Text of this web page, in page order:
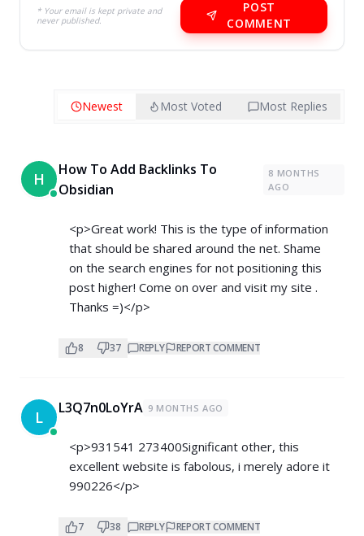
* Your email is kept private and
never published.
POST
COMMENT
Newest Most Voted Most Replies
H
How To Add Backlinks To
Obsidian
8 MONTHS
AGO
<p>Great work! This is the type of information
that should be shared around the net. Shame
on the search engines for not positioning this
post higher! Come on over and visit my site .
Thanks =)</p>
8 37 REPLY REPORT COMMENT
L L3Q7n0LoYrA 9 MONTHS AGO
<p>931541 273400Significant other, this
excellent website is fabolous, i merely adore it
990226</p>
7 38 REPLY REPORT COMMENT